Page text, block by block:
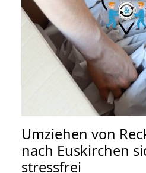
Umziehen von
nach Euskirchen
stressfrei